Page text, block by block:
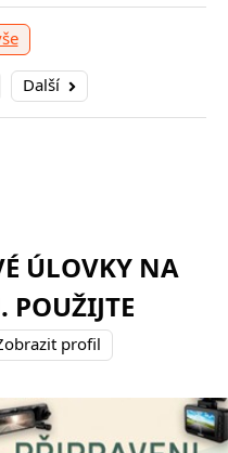
Další
ÚLOVKY NA
POUŽIJTE
profil